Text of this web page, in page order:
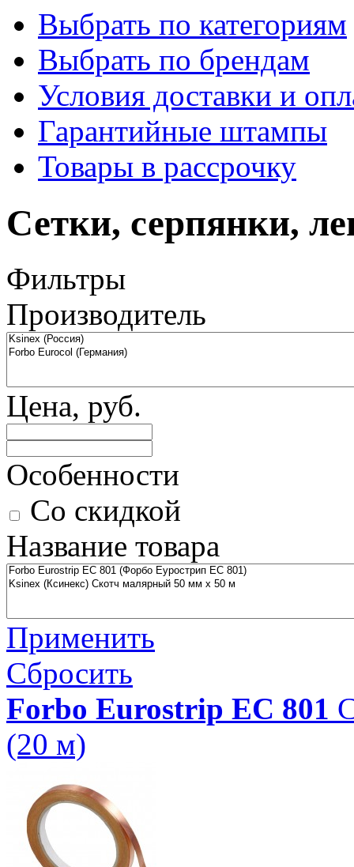
Выбрать по категориям
Выбрать по брендам
Условия доставки и
Гарантийные штампы
Товары в рассрочку
Сетки, серпянки,
Фильтры
Производитель
Цена, руб.
Особенности
Со скидкой
Название товара
Применить
Сбросить
Forbo Eurostrip EC 801
(20 м)